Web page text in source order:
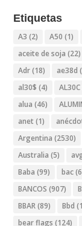
Etiquetas
A3 (2) A50 (1)
aceite de soja (22)
Adr(18) ae38d
al30$ (4) AL30C
alua (46)
anet (1)
Argentina (2530)
Australia (5)
Baba (99) bac
BANCOS (907)
BBAR(89) Bbd
bear flags (124)